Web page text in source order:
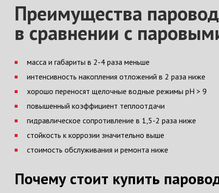
Преимущества
в сравнении с
масса и габариты в 2-4 раза меньше
интенсивность накопления отложений в 2 раза ниже
хорошо переносят щелочные водные режимы pH > 9
повышенный коэффициент теплоотдачи
гидравлическое сопротивление в 1,5-2 раза ниже
стойкость к коррозии значительно выше
стоимость обслуживания и ремонта ниже
Почему стоит купить